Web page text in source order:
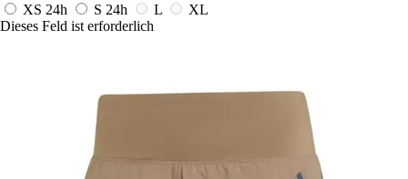
XS 24h S 24h L
XL
Dieses Feld ist erforderlich